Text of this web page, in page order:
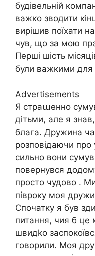
будівельній
важко зводити
вирішив поїхати
чув, що за мою
Перші шість
були важкими
Advertisements
Я страաенно
дітьми, але я
блага. Дружина
розповідаючи про
сильно вони
повернувся
просто чудово .
півроку моя
Спочатку я був
питання, чия б це
швидkо
говорили. Моя